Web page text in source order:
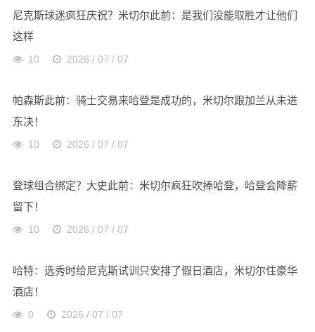
尼克斯球迷疯狂庆祝？米切尔此前：是我们没能取胜才让他们
这样
10 2026 / 07 / 07
帕森斯此前：骑士交易来哈登是成功的，米切尔跟加兰从未进
东决！
10 2026 / 07 / 07
登球组合绑定？大史此前：米切尔疯狂吹捧哈登，哈登会降薪
留下！
10 2026 / 07 / 07
哈特：选秀时给尼克斯试训只安排了假日酒店，米切尔住豪华
酒店！
0 2026 / 07 / 07